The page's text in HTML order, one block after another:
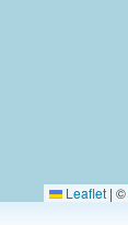
Leaflet | ©